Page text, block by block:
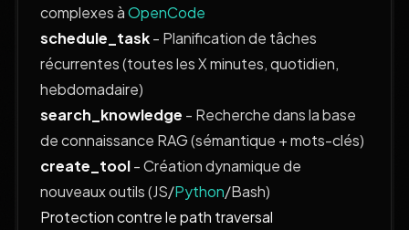
complexes àOpenCode
schedule_task- Planification de tâches
récurrentes (toutes les X minutes, quotidien,
hebdomadaire)
search_knowledge - Recherche dans la base
de connaissance RAG (sémantique + mots-clés)
create_tool- Création dynamique de
nouveaux outils (JS/Python/Bash)
Protection contre le path traversal